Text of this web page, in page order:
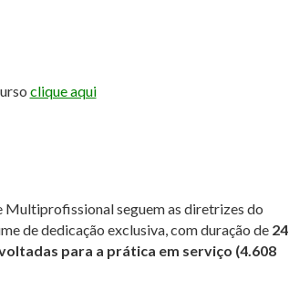
clique aqui
Multiprofissional seguem as diretrizes do
de dedicação exclusiva, com duração de24
para a prática em serviço (4.608